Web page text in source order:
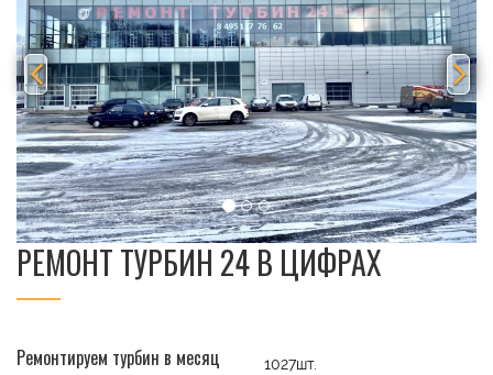
РЕМОНТ ТУРБИН 24 В ЦИФРАХ
Ремонтируем турбин в месяц 1027шт.